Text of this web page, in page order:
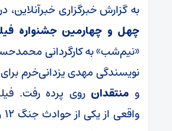
به گزارش خبرگزاری خبرآنلاین،
چهل و چهارمین جشنواره
«نیم‌شب» به کارگردانی
نویسندگی مهدی یزدانی‌خرم برای
و منتقدان روی پرده رفت.